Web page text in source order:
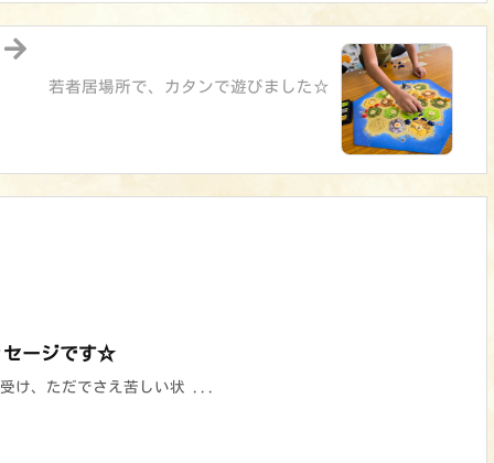
若者居場所で、カタンで遊びました☆
セージです☆
け、ただでさえ苦しい状 ...